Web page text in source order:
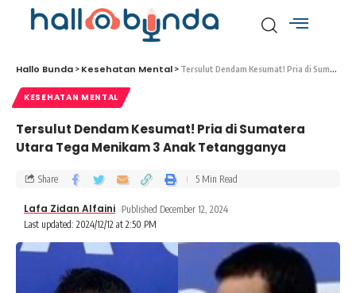
Hallo Bunda > Kesehatan Mental > Tersulut Dendam Kesumat! Pria di Sumatera Utara Tega Menikam 3 Anak Tetangganya
KESEHATAN MENTAL
Tersulut Dendam Kesumat! Pria di Sumatera
Utara Tega Menikam 3 Anak Tetangganya
Last updated: 2024/12/12 at 2:50 PM
Lafa Zidan Alfaini Published December 12, 2024
Share 5 Min Read